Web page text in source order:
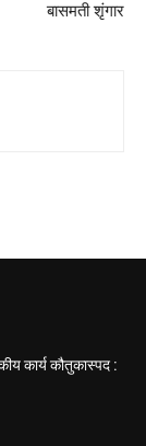
बासमती शृंगार
कार्य कौतुकास्पद :